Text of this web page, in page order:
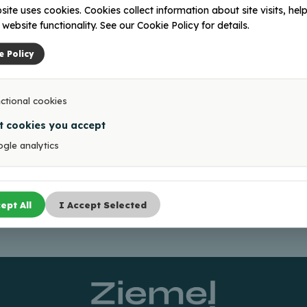
26439716
uses cookies. Cookies collect information about site visits,
functionality. See our Cookie Policy for details.
Policy
cookies
cookies you accept
analytics
All I Accept Selected